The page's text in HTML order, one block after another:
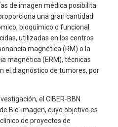
de imagen médica posibilita
una gran cantidad
bioquímico o funcional.
utilizadas en los centros
magnética (RM) o la
magnética (ERM), técnicas
el diagnóstico de tumores, por
el CIBER-BBN
Bio-imagen, cuyo objetivo es
de proyectos de